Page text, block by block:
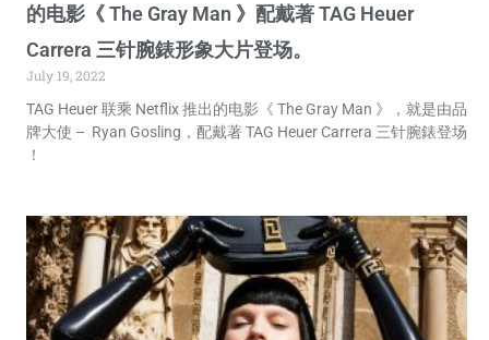
的电影《 The Gray Man 》配戴著 TAG Heuer
Carrera 三针腕錶形象大片登场。
July 19, 2022
TAG Heuer 联乘 Netflix 推出的电影《 The Gray Man 》，就是由品
牌大使 – Ryan Gosling，配戴著 TAG Heuer Carrera 三针腕錶登场
！